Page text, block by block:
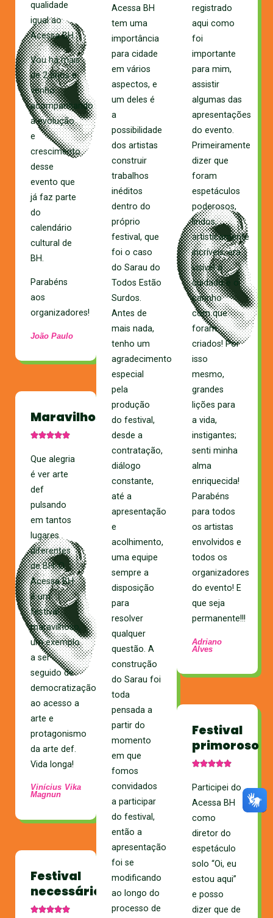
qualidade
igual ao
Acessa BH.
Vou há mais
de 2 anos e
venho
acompanhando
a evolução
e
crescimento
desse
evento que
já faz parte
do
calendário
cultural de
BH.
Parabéns
aos
organizadores!
João Paulo
Maravilhoso
Que alegria
é ver arte
def
pulsando
em tantos
lugares
diferentes
de BH. O
Acessa BH
é um
festival
maravilhoso,
um exemplo
a ser
seguido de
democratização
ao acesso a
arte e
protagonismo
da arte def.
Vida longa!
Vinícius Vika
Magnun
Festival
necessário
Acessa BH
tem uma
importância
para cidade
em vários
aspectos, e
um deles é
a
possibilidade
dos artistas
construir
trabalhos
inéditos
dentro do
próprio
festival, que
foi o caso
do Sarau do
Todos Estão
Surdos.
Antes de
mais nada,
tenho um
agradecimento
especial
pela
produção
do festival,
desde a
contratação,
diálogo
constante,
até a
apresentação
e
acolhimento,
uma equipe
sempre a
disposição
para
resolver
qualquer
questão. A
construção
do Sarau foi
toda
pensada a
partir do
momento
em que
fomos
convidados
a participar
do festival,
então a
apresentação
foi se
modificando
ao longo do
processo de
registrado
aqui como
foi
importante
para mim,
assistir
algumas das
apresentações
do evento.
Primeiramente
dizer que
foram
espetáculos
poderosos,
lindos,
artisticamente
incríveis; era
visível o
cuidado e o
carinho
com que
foram
criados! Por
isso
mesmo,
grandes
lições para
a vida,
instigantes;
senti minha
alma
enriquecida!
Parabéns
para todos
os artistas
envolvidos e
todos os
organizadores
do evento! E
que seja
permanente!!!
Adriano
Alves
Festival
primoroso
Participei do
Acessa BH
como
diretor do
espetáculo
solo “Oi, eu
estou aqui”
e posso
dizer que de